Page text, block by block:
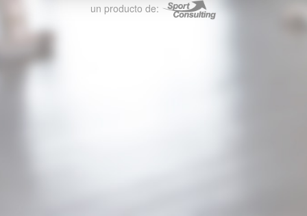
un producto de: